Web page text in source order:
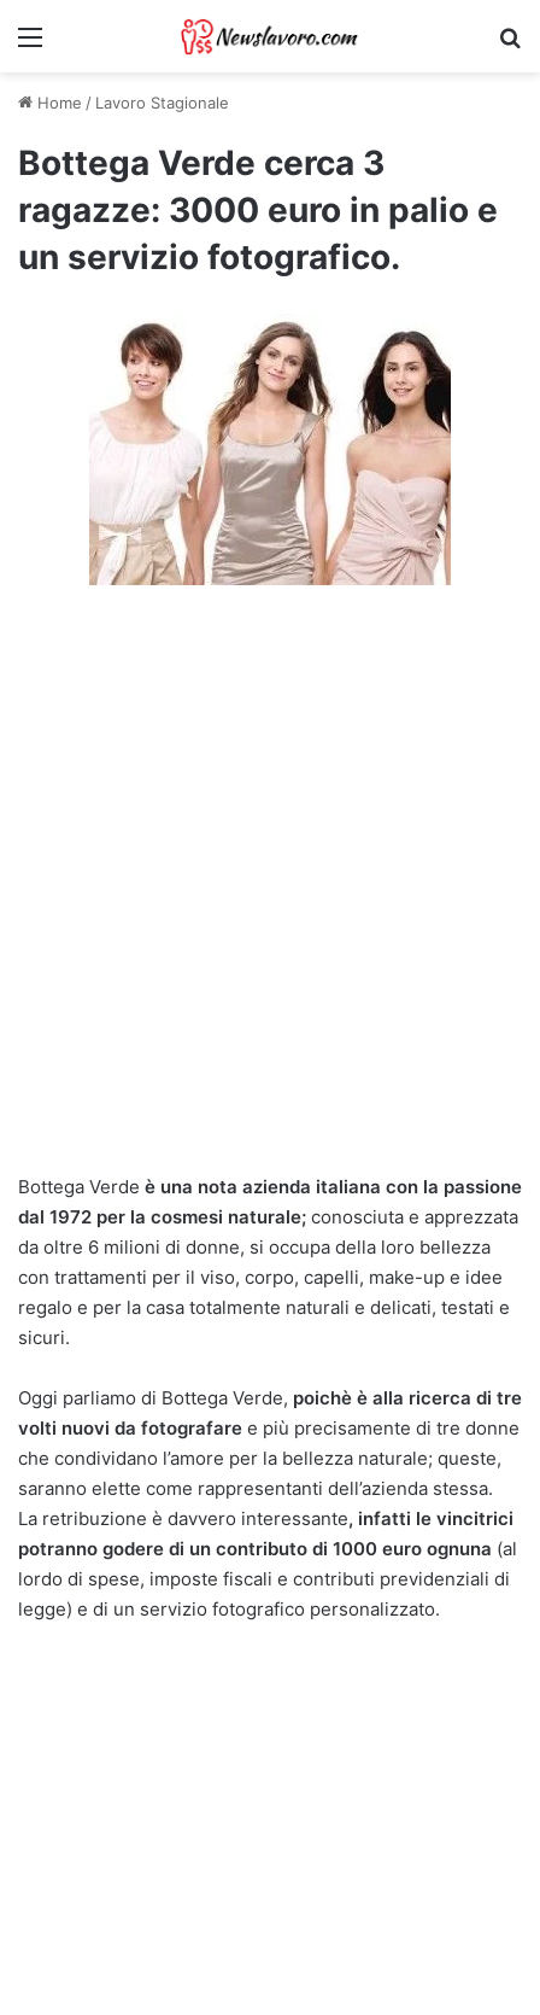
Menu
Home / Lavoro Stagionale
Bottega Verde cerca 3
ragazze: 3000 euro in palio e
un servizio fotografico.
Bottega Verde è una nota azienda italiana con la passione
dal 1972 per la cosmesi naturale; conosciuta e apprezzata
da oltre 6 milioni di donne, si occupa della loro bellezza
con trattamenti per il viso, corpo, capelli, make-up e idee
regalo e per la casa totalmente naturali e delicati, testati e
sicuri.
Oggi parliamo di Bottega Verde, poichè è alla ricerca di tre
volti nuovi da fotografare e più precisamente di tre donne
che condividano l’amore per la bellezza naturale; queste,
saranno elette come rappresentanti dell’azienda stessa.
La retribuzione è davvero interessante, infatti le vincitrici
potranno godere di un contributo di 1000 euro ognuna (al
lordo di spese, imposte fiscali e contributi previdenziali di
legge) e di un servizio fotografico personalizzato.